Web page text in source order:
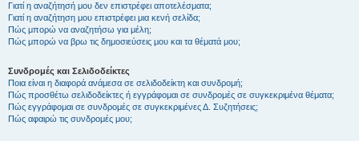
Γιατί η αναζήτησή μου δεν επιστρέφει αποτελέσματα;
Γιατί η αναζήτηση μου επιστρέφει μια κενή σελίδα;
Πώς μπορώ να αναζητήσω για μέλη;
Πώς μπορώ να βρω τις δημοσιεύσεις μου και τα θέματά μου;
Συνδρομές και Σελιδοδείκτες
Ποια είναι η διαφορά ανάμεσα σε σελιδοδείκτη και συνδρομή;
Πώς προσθέτω σελιδοδείκτες ή εγγράφομαι σε συνδρομές σε συγκεκριμένα θέματα;
Πώς εγγράφομαι σε συνδρομές σε συγκεκριμένες Δ. Συζητήσεις;
Πώς αφαιρώ τις συνδρομές μου;